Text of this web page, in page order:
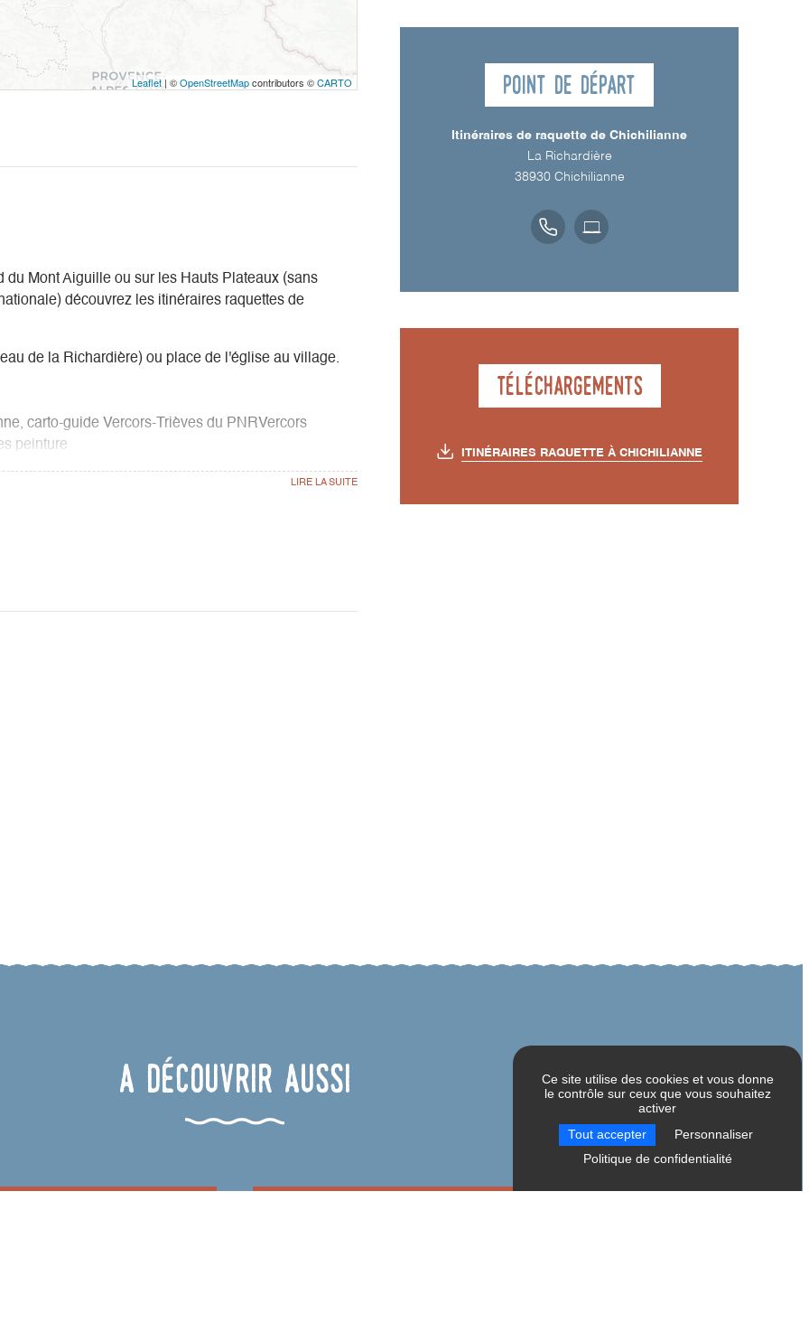
Leaflet | ©OpenStreetMapcontributors ©CARTO
Mont Aiguille ou sur les Hauts Plateaux (sans
découvrez les itinéraires raquettes de
de la Richardière) ou place de l'église au village.
carto-guide Vercors-Trièves du PNRVercors
peinture
Point de départ
Itinéraires de raquette de Chichilianne
La Richardière
38930 Chichilianne
Téléchargements
ITINÉRAIRES RAQUETTE À CHICHILIANNE
A découvrir aussi
Ce site utilise des cookies et vous donne
le contrôle sur ceux que vous souhaitez
activer
Tout accepter Personnaliser
Politique de confidentialité